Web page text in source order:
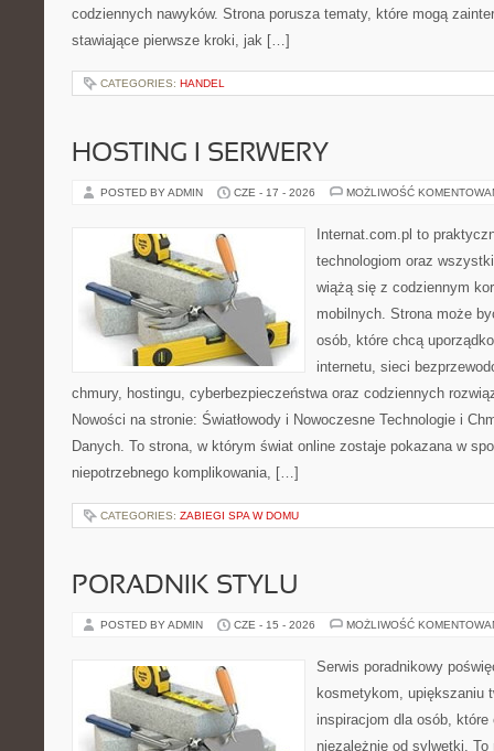
codziennych nawyków. Strona porusza tematy, które mogą
stawiające pierwsze kroki, jak […]
CATEGORIES: HANDEL
HOSTING I SERWERY
POSTED BY ADMIN CZE - 17 - 2026 MOŻLIWOŚĆ
Internat.com.pl to
technologiom oraz
wiążą się z codziennym
mobilnych. Strona może
osób, które chcą
internetu, sieci
chmury, hostingu, cyberbezpieczeństwa oraz codziennych
Nowości na stronie: Światłowody i Nowoczesne Technologie i
Danych. To strona, w którym świat online zostaje pokazana w
niepotrzebnego komplikowania, […]
CATEGORIES: ZABIEGI SPA W DOMU
PORADNIK STYLU
POSTED BY ADMIN CZE - 15 - 2026 MOŻLIWOŚĆ
Serwis poradnikowy
kosmetykom, upiększaniu
inspiracjom dla osób,
niezależnie od sylwetki.